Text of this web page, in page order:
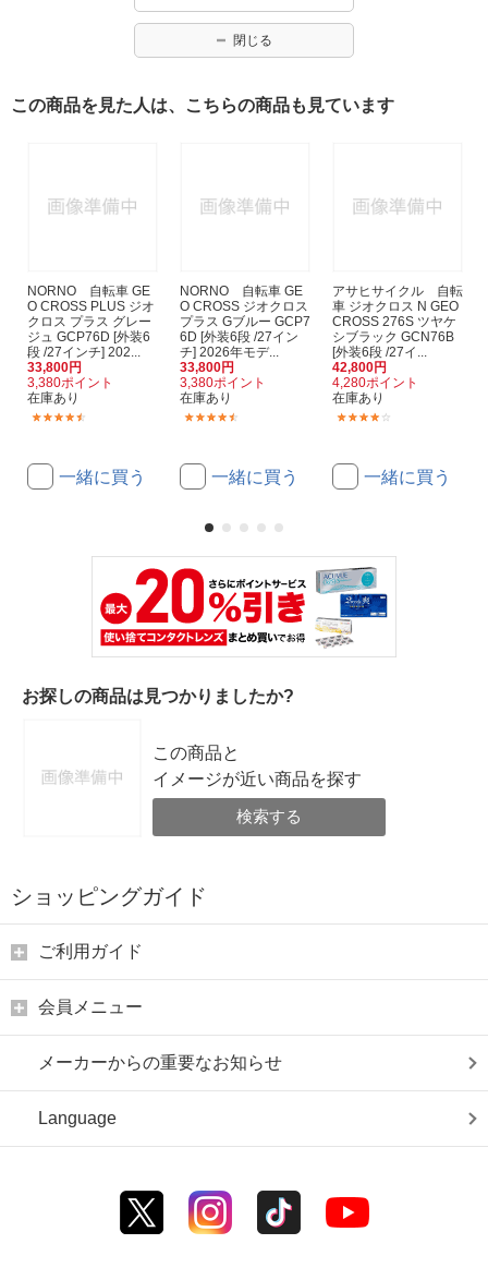
閉じる
この商品を見た人は、こちらの商品も見ています
NORNO 自転車 GE
O CROSS PLUS ジオ
クロス プラス グレー
ジュ GCP76D [外装6
段 /27インチ] 202...
33,800円
3,380ポイント
在庫あり
一緒に買う
NORNO 自転車 GE
O CROSS ジオクロス
プラス Gブルー GCP7
6D [外装6段 /27イン
チ] 2026年モデ...
33,800円
3,380ポイント
在庫あり
一緒に買う
アサヒサイクル 自転
車 ジオクロス N GEO
CROSS 276S ツヤケ
シブラック GCN76B
[外装6段 /27イ...
42,800円
4,280ポイント
在庫あり
一緒に買う
お探しの商品は見つかりましたか?
この商品と
イメージが近い商品を探す
検索する
ショッピングガイド
ご利用ガイド
会員メニュー
メーカーからの重要なお知らせ
Language